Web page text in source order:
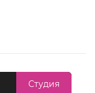
Студия